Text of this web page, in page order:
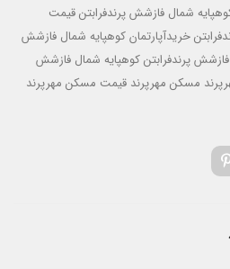
شمال فازشش پرندفرابتنقیمت
خریدآپارتمان کوهپایه شمال فازشش
پرندفرابتنکوهپایه شمال فازشش
مسکن مهرپرند قیمت مسکن مهرپرند